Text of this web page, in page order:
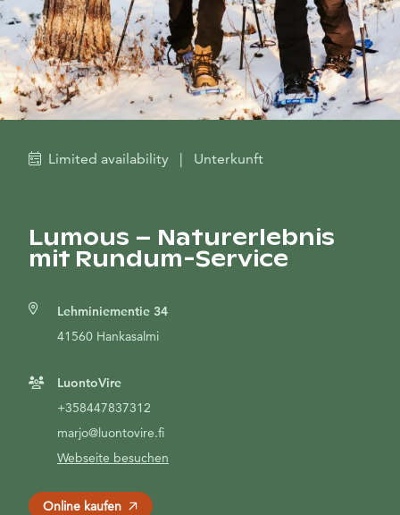
Limited availability | Unterkunft
Lumous – Naturerlebnis
mit Rundum-Service
Lehminiementie 34
41560 Hankasalmi
LuontoVire
+358447837312
marjo@luontovire.fi
Webseite besuchen
Online kaufen